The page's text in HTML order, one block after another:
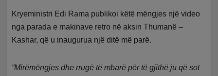
Kryeministri Edi Rama publikoi këtë mëngjes një video
nga parada e makinave retro në aksin Thumanë –
Kashar, që u inaugurua një ditë më parë.
“Mirëmëngjes dhe rrugë të mbarë për të gjithë ju që sot